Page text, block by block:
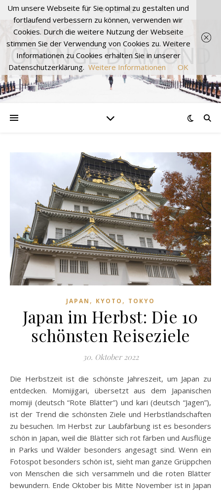
ORANGE DIAMOND
JAPAN , KYOTO , TOKYO
Japan im Herbst: Die 10
schönsten Reiseziele
30. Oktober 2022
Die Herbstzeit ist die schönste Jahreszeit, um Japan zu
entdecken. Momijigari, übersetzt aus dem Japanischen
momiji (deutsch “Rote Blätter”) und kari (deutsch “Jagen”),
ist der Trend die schönsten Ziele und Herbstlandschaften
zu besuchen. Im Herbst zur Laubfärbung ist es besonders
schön in Japan, weil die Blätter sich rot färben und Ausflüge
in Parks und Wälder besonders angesagt sind. Wenn ein
Fotospot besonders schön ist, sieht man ganze Grüppchen
von Menschen die sich versammeln und die roten Blätter
bewundern. Ende Oktober bis Mitte November ist in Japan
Um unsere Webseite für Sie optimal zu gestalten und
fortlaufend verbessern zu können, verwenden wir
Cookies. Durch die weitere Nutzung der Webseite
stimmen Sie der Verwendung von Cookies zu. Weitere
Informationen zu Cookies erhalten Sie in unserer
Datenschutzerklärung. Weitere Informationen OK